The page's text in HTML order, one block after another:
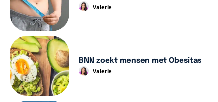
Valerie
BNN zoekt mensen met Obesitas
Valerie